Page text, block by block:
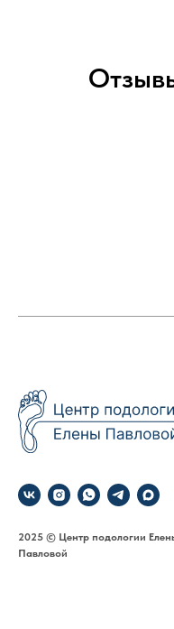
2025 © Центр подологии
Павловой